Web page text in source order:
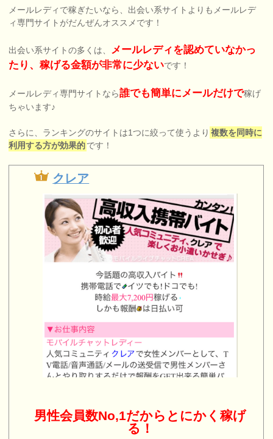
メールレディで稼ぎたいなら、出会い系サイトよりもメールレデ
ィ専門サイトがだんぜんオススメです！
出会い系サイトの多くは、 メールレディを認めていなかっ
たり、稼げる金額が非常に少ないです！
メールレディ専門サイトなら誰でも簡単にメールだけで稼げ
ちゃいます♪
さらに、ランキングのサイトは1つに絞って使うより 複数を同時に
利用する方が効果的です！
クレア
男性会員数No,1だからとにかく稼げ
る！